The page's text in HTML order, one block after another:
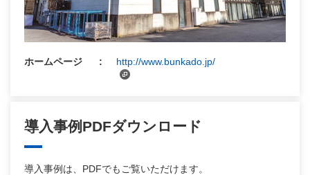
ホームページ http://www.bunkado.jp/
導入事例PDFダウンロード
導入事例は、PDFでもご覧いただけます。